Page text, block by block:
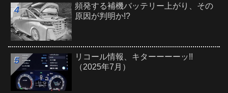
頻発する補機バッテリー上がり、その
原因が判明か!?
リコール情報、キターーーーッ!!
（2025年7月）